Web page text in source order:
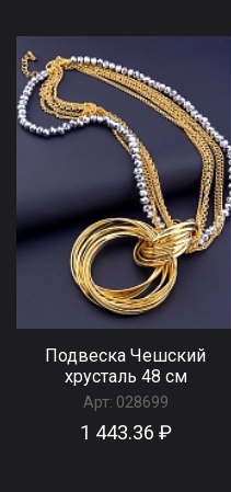
Подвеска Чешский
хрусталь 48 см
Арт: 028699
1 443.36 ₽